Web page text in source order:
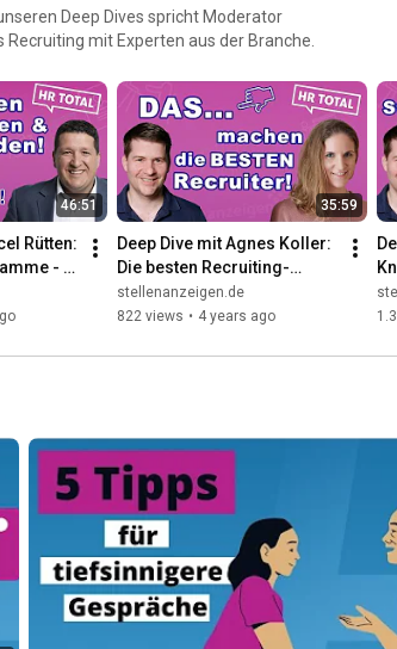
Deep Dives spricht Moderator
mit Experten aus der Branche.
46:51
Rütten:
-
von
35:59
Deep Dive mit Agnes Koller:
Die besten Recruiting-
Strategien 2021
stellenanzeigen.de
822 views • 4 years ago